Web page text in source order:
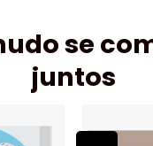
se
juntos